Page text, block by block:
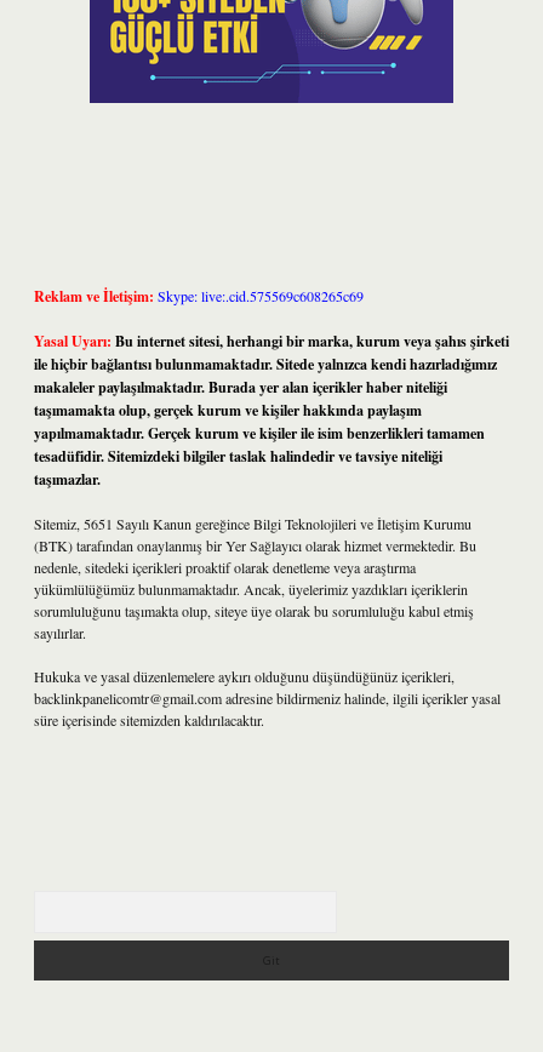
Reklam ve İletişim: Skype: live:.cid.575569c608265c69
Yasal Uyarı: Bu internet sitesi, herhangi bir marka, kurum veya şahıs şirketi
ile hiçbir bağlantısı bulunmamaktadır. Sitede yalnızca kendi hazırladığımız
makaleler paylaşılmaktadır. Burada yer alan içerikler haber niteliği
taşımamakta olup, gerçek kurum ve kişiler hakkında paylaşım
yapılmamaktadır. Gerçek kurum ve kişiler ile isim benzerlikleri tamamen
tesadüfidir. Sitemizdeki bilgiler taslak halindedir ve tavsiye niteliği
taşımazlar.
Sitemiz, 5651 Sayılı Kanun gereğince Bilgi Teknolojileri ve İletişim Kurumu
(BTK) tarafından onaylanmış bir Yer Sağlayıcı olarak hizmet vermektedir. Bu
nedenle, sitedeki içerikleri proaktif olarak denetleme veya araştırma
yükümlülüğümüz bulunmamaktadır. Ancak, üyelerimiz yazdıkları içeriklerin
sorumluluğunu taşımakta olup, siteye üye olarak bu sorumluluğu kabul etmiş
sayılırlar.
Hukuka ve yasal düzenlemelere aykırı olduğunu düşündüğünüz içerikleri,
backlinkpanelicomtr@gmail.comadresine bildirmeniz halinde, ilgili içerikler yasal
süre içerisinde sitemizden kaldırılacaktır.